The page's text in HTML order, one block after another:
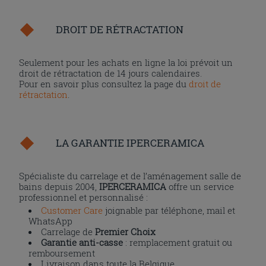
DROIT DE RÉTRACTATION
Seulement pour les achats en ligne la loi prévoit un
droit de rétractation de 14 jours calendaires.
Pour en savoir plus consultez la page dudroit de
rétractation
LA GARANTIE IPERCERAMICA
Spécialiste du carrelage et de l’aménagement salle de
bains depuis 2004,IPERCERAMICA offre un service
professionnel et personnalisé :
Customer Care joignable par téléphone, mail et
WhatsApp
Carrelage dePremier Choix
Garantie anti-casse : remplacement gratuit ou
remboursement
Livraison dans toute la Belgique